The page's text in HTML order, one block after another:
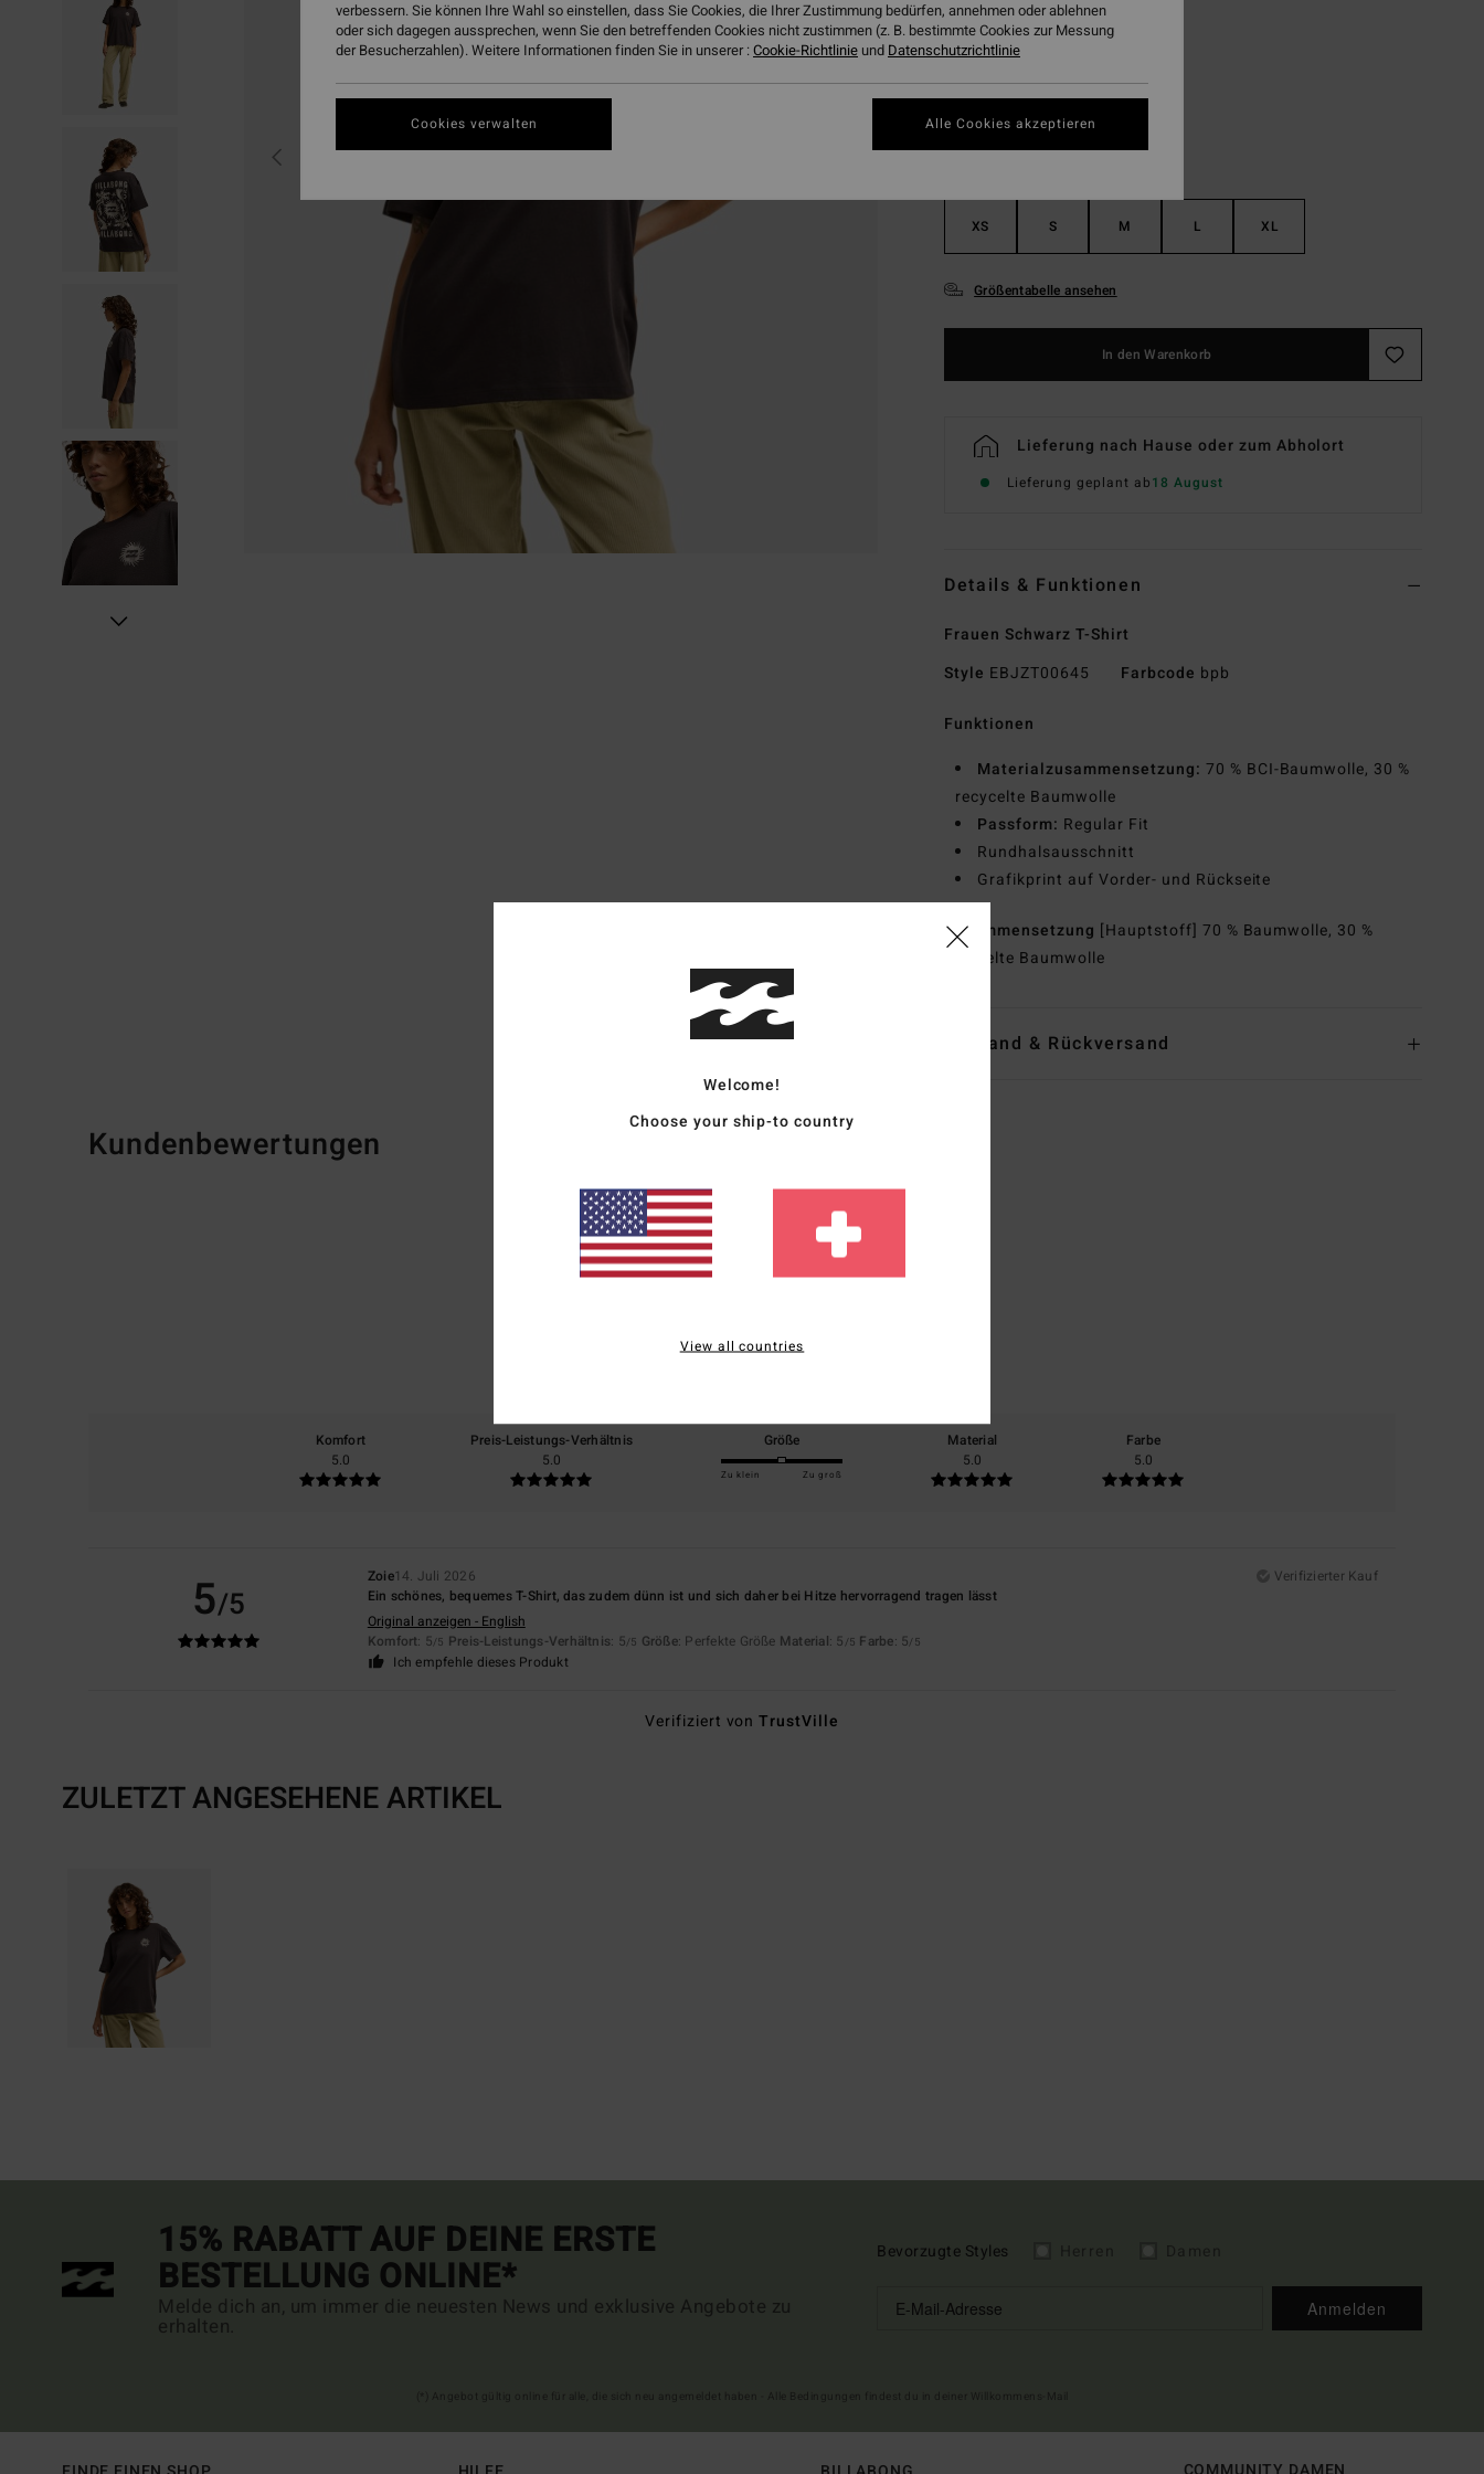
FarbeBlack Pebble
XS S M L XL
Größentabelle ansehen
In den Warenkorb
Lieferung nach Hause oder zum Abholort
Lieferung geplant ab18 August
Details & Funktionen
Frauen Schwarz T-Shirt
Style EBJZT00645 Farbcode bpb
Funktionen
Materialzusammensetzung: 70 % BCI-Baumwolle, 30 %
recycelte Baumwolle
Passform: Regular Fit
Rundhalsausschnitt
Grafikprint auf Vorder- und Rückseite
Zusammensetzung [Hauptstoff] 70 % Baumwolle, 30 %
recycelte Baumwolle
Versand & Rückversand
Kundenbewertungen
Durchschnittliche Bewertung
5.0
Komfort
5.0
Preis-Leistungs-Verhältnis
5.0
Größe
Zu klein Zu groß
Material
5.0
Farbe
5.0
5/5
Zoie14. Juli 2026
Verifizierter Kauf
Ein schönes, bequemes T-Shirt, das zudem dünn ist und sich daher bei Hitze hervorragend tragen lässt
Original anzeigen - English
Komfort: 5/5 Preis-Leistungs-Verhältnis: 5/5 Größe: Perfekte Größe Material: 5 /5 Farbe: 5/5
Ich empfehle dieses Produkt
Verifiziert vonTrustVille
ZULETZT ANGESEHENE ARTIKEL
15% RABATT AUF DEINE ERSTE
BESTELLUNG ONLINE*
Melde dich an, um immer die neuesten News und exklusive Angebote zu
erhalten.
Bevorzugte Styles
Anmelden
Welcome!
Choose your ship-to country
View all countries
verbessern. Sie können Ihre Wahl so einstellen, dass Sie Cookies, die Ihrer Zustimmung bedürfen, annehmen oder ablehnen
oder sich dagegen aussprechen, wenn Sie den betreffenden Cookies nicht zustimmen (z. B. bestimmte Cookies zur Messung
der Besucherzahlen). Weitere Informationen finden Sie in unserer :Cookie-Richtlinie und Datenschutzrichtlinie
Cookies verwalten Alle Cookies akzeptieren